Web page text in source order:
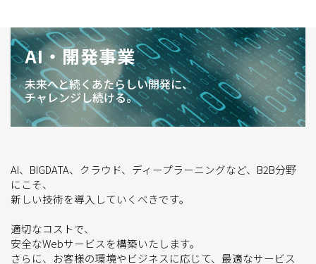
AI・開発事業
未来へと続くあたらしい開発に、
チャレンジし続ける。
AI、BIGDATA、クラウド、ディープラーニングなど、B2B分野
にこそ、
新しい技術を導入していくべきです。
適切なコストで、
安全なWebサービスを構築いたします。
さらに、お客様の環境やビジネスに応じて、最適なサービス